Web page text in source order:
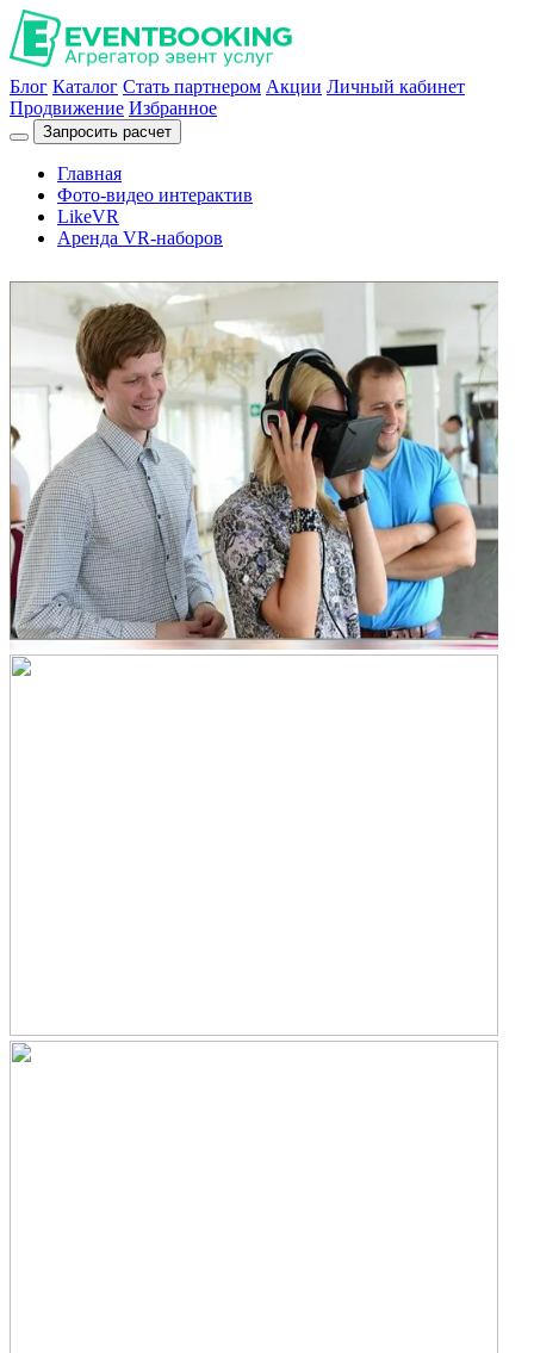
Блог Каталог Стать партнером Акции Личный кабинет
Продвижение Избранное
Запросить расчет
Главная
Фото-видео интерактив
LikeVR
Аренда VR-наборов